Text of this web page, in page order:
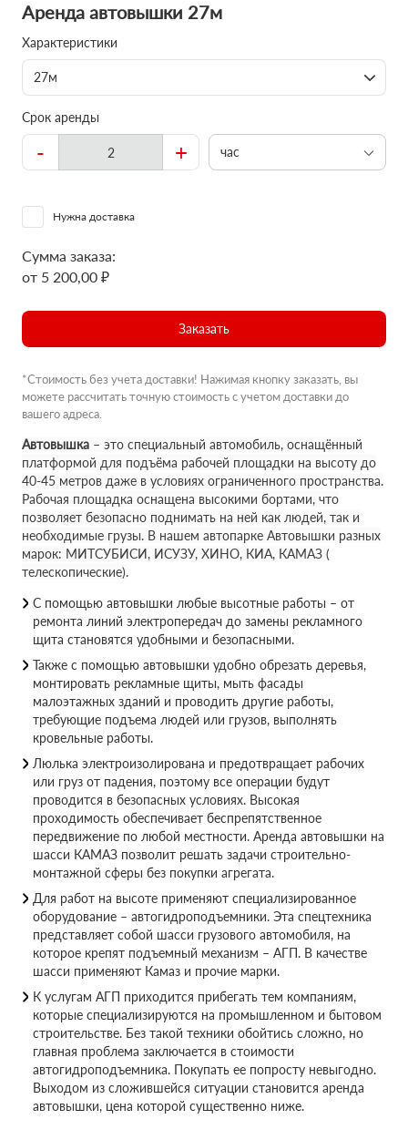
Аренда автовышки 27м
Характеристики
27м
Срок аренды
- + час
Нужна доставка
Сумма заказа:
от 5 200,00 ₽
Заказать
*Стоимость без учета доставки! Нажимая кнопку заказать, вы
можете рассчитать точную стоимость с учетом доставки до
вашего адреса.
Автовышка – это специальный автомобиль, оснащённый
платформой для подъёма рабочей площадки на высоту до
40-45 метров даже в условиях ограниченного пространства.
Рабочая площадка оснащена высокими бортами, что
позволяет безопасно поднимать на ней как людей, так и
необходимые грузы. В нашем автопарке Автовышки разных
марок: МИТСУБИСИ, ИСУЗУ, ХИНО, КИА, КАМАЗ (
телескопические).
С помощью автовышки любые высотные работы – от
ремонта линий электропередач до замены рекламного
щита становятся удобными и безопасными.
Также с помощью автовышки удобно обрезать деревья,
монтировать рекламные щиты, мыть фасады
малоэтажных зданий и проводить другие работы,
требующие подъема людей или грузов, выполнять
кровельные работы.
Люлька электроизолирована и предотвращает рабочих
или груз от падения, поэтому все операции будут
проводится в безопасных условиях. Высокая
проходимость обеспечивает беспрепятственное
передвижение по любой местности. Аренда автовышки на
шасси КАМАЗ позволит решать задачи строительно-
монтажной сферы без покупки агрегата.
Для работ на высоте применяют специализированное
оборудование – автогидроподъемники. Эта спецтехника
представляет собой шасси грузового автомобиля, на
которое крепят подъемный механизм – АГП. В качестве
шасси применяют Камаз и прочие марки.
К услугам АГП приходится прибегать тем компаниям,
которые специализируются на промышленном и бытовом
строительстве. Без такой техники обойтись сложно, но
главная проблема заключается в стоимости
автогидроподъемника. Покупать ее попросту невыгодно.
Выходом из сложившейся ситуации становится аренда
автовышки, цена которой существенно ниже.